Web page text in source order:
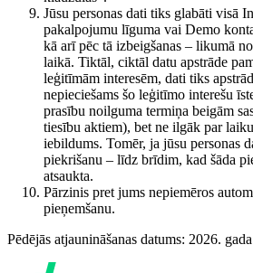
Jūsu personas dati tiks glabāti visā
pakalpojumu līguma vai Demo
kā arī pēc tā izbeigšanas – likumā
laikā. Tiktāl, ciktāl datu apstrāde
leģitīmām interesēm, dati tiks
nepieciešams šo leģitīmo interešu
prasību noilguma termiņa beigām
tiesību aktiem), bet ne ilgāk par
iebildums. Tomēr, ja jūsu personas
piekrišanu – līdz brīdim, kad šāda
atsaukta.
Pārzinis pret jums nepiemēros
pieņemšanu.
Pēdējās atjaunināšanas datums: 2026.